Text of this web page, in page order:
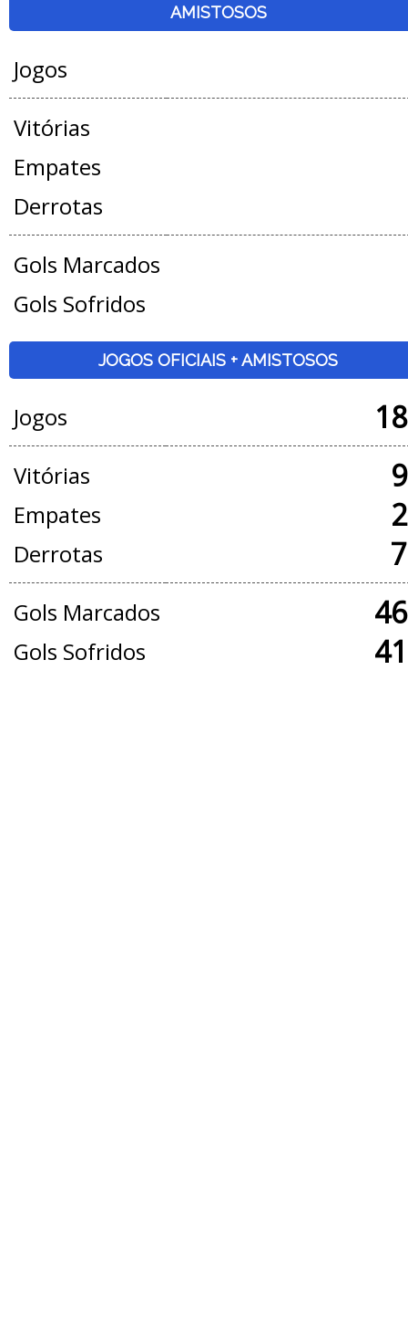
AMISTOSOS
Jogos
Vitórias
Empates
Derrotas
Gols Marcados
Gols Sofridos
JOGOS OFICIAIS + AMISTOSOS
Jogos
Vitórias
Empates
Derrotas
Gols Marcados
Gols Sofridos